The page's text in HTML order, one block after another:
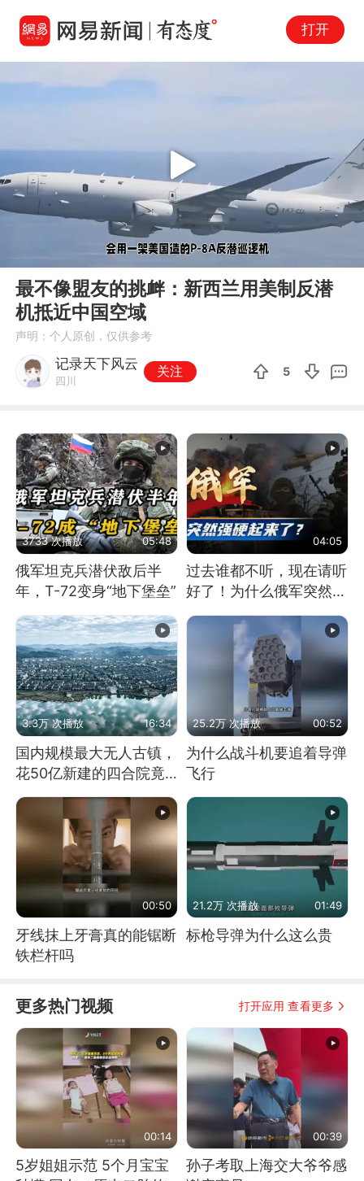
打开
Play
最不像盟友的挑衅：新西兰用美制反潜
机抵近中国空域
声明：个人原创，仅供参考
记录天下风云
四川
关注 5
3733 次播放 05:48
俄军坦克兵潜伏敌后半
年，T-72变身“地下堡垒”
04:05
过去谁都不听，现在请听
好了！为什么俄军突然强
3.3万 次播放 16:34
国内规模最大无人古镇，
花50亿新建的四合院竟
没人住，发生了啥
25.2万 次播放 00:52
为什么战斗机要追着导弹
飞行
00:50
牙线抹上牙膏真的能锯断
铁栏杆吗
21.2万 次播放 01:49
标枪导弹为什么这么贵
更多热门视频 打开应用 查看更多
00:14
5岁姐姐示范 5个月宝宝
00:39
孙子考取上海交大爷爷感